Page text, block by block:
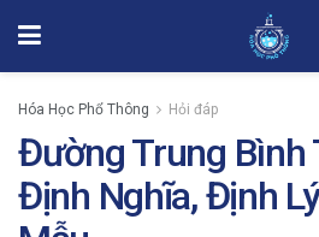
Hóa Học Phổ Thông Hỏi đáp
Đường Trung Bình
Định Nghĩa, Định